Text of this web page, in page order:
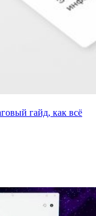
гайд, как всё